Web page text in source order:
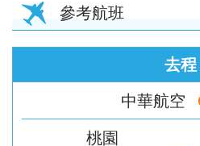
餐 ) 2
人成行
餐、2
人成行
) 【星
航、台
中出
發】
1午1
餐+2
行程 )
6人成
行
水古
鎮、輕
軌體驗
物、無
龍、寬
窄巷
子、船
大佛八
天《無
購物無
城、
尼溝
九寨
溝、
龍、
發】
參考航班
去程
中華航空
桃園